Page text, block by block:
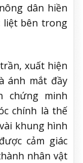
dân hiền
liệt bên trong
xuất hiện
ánh mắt đầy
chứng minh
chính là thế
khung hình
cảm giác
nhân vật